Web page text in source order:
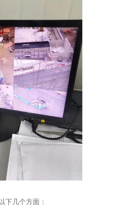
下几个方面：